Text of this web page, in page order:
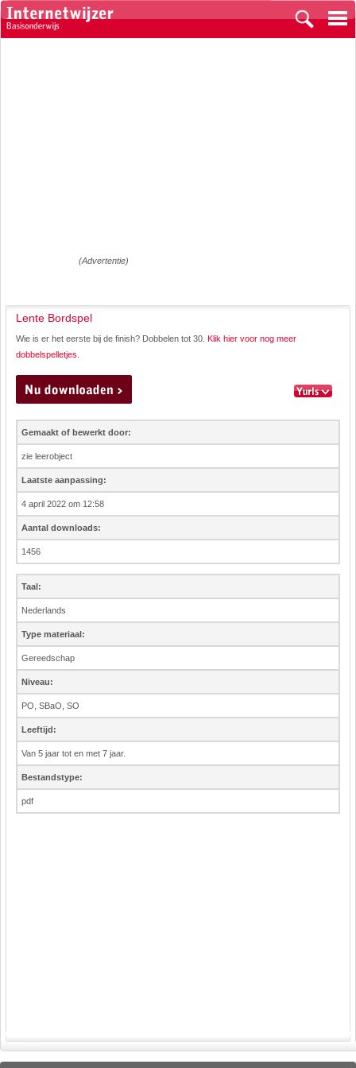
(Advertentie)
Lente Bordspel
Wie is er het eerste bij de finish? Dobbelen tot 30. Klik hier voor nog meer
dobbelspelletjes.
Gemaakt of bewerkt door:
zie leerobject
Laatste aanpassing:
4 april 2022 om 12:58
Aantal downloads:
1456
Taal:
Nederlands
Type materiaal:
Gereedschap
Niveau:
PO, SBaO, SO
Leeftijd:
Van 5 jaar tot en met 7 jaar.
Bestandstype:
pdf